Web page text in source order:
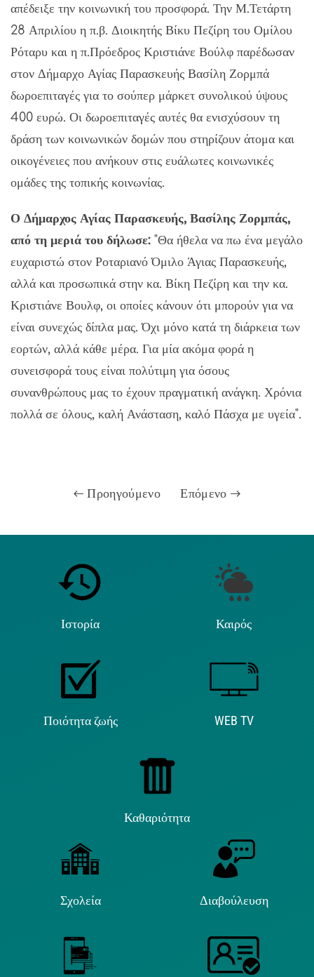
απέδειξε την κοινωνική του προσφορά. Την Μ.Τετάρτη
28 Απριλίου η π.β. Διοικητής Βίκυ Πεζίρη του Ομίλου
Ρόταρυ και η π.Πρόεδρος Κριστιάνε Βούλφ παρέδωσαν
στον Δήμαρχο Αγίας Παρασκευής Βασίλη Ζορμπά
δωροεπιταγές για το σούπερ μάρκετ συνολικού ύψους
400 ευρώ. Οι δωροεπιταγές αυτές θα ενισχύσουν τη
δράση των κοινωνικών δομών που στηρίζουν άτομα και
οικογένειες που ανήκουν στις ευάλωτες κοινωνικές
ομάδες της τοπικής κοινωνίας.
Ο Δήμαρχος Αγίας Παρασκευής, Βασίλης Ζορμπάς,
από τη μεριά του δήλωσε: "Θα ήθελα να πω ένα μεγάλο
ευχαριστώ στον Ροταριανό Όμιλο Άγιας Παρασκευής,
αλλά και προσωπικά στην κα. Βίκη Πεζίρη και την κα.
Κριστιάνε Βουλφ, οι οποίες κάνουν ότι μπορούν για να
είναι συνεχώς δίπλα μας. Όχι μόνο κατά τη διάρκεια των
εορτών, αλλά κάθε μέρα. Για μία ακόμα φορά η
συνεισφορά τους είναι πολύτιμη για όσους
συνανθρώπους μας το έχουν πραγματική ανάγκη. Χρόνια
πολλά σε όλους, καλή Ανάσταση, καλό Πάσχα με υγεία".
Προηγούμενο Επόμενο
Ιστορία Καιρός
Ποιότητα ζωής WEB TV
Καθαριότητα
Σχολεία Διαβούλευση